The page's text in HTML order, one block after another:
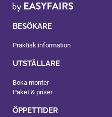
BESÖKARE
Praktisk information
UTSTÄLLARE
Boka monter
Paket & priser
ÖPPETTIDER